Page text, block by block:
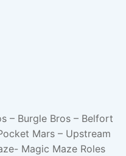
– Burgle Bros – Belfort
Mars – Upstream
Magic Maze Roles